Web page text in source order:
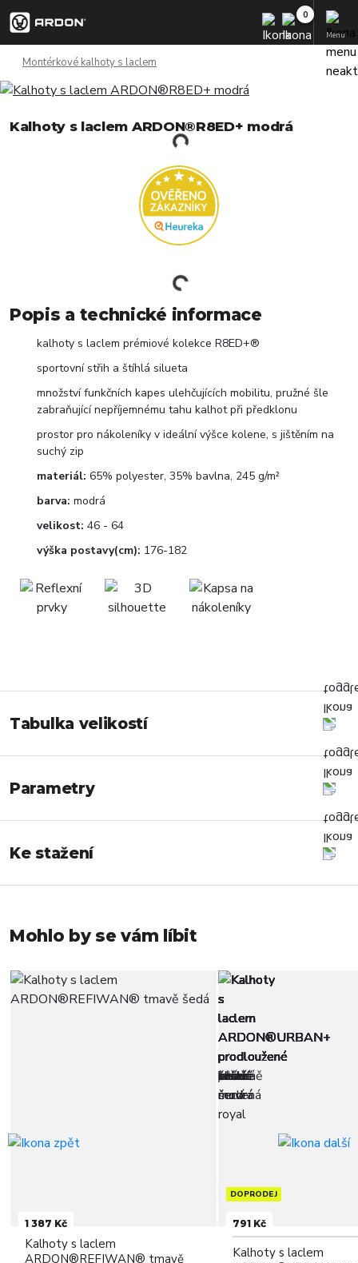
Menu
Montérkové kalhoty s laclem
Kalhoty s laclem ARDON®R8ED+ modrá
Popis a technické informace
kalhoty s laclem prémiové kolekce R8ED+®
sportovní střih a štíhlá silueta
množství funkčních kapes ulehčujících mobilitu, pružné šle
zabraňující nepříjemnému tahu kalhot při předklonu
prostor pro nákoleníky v ideální výšce kolene, s jištěním na
suchý zip
materiál: 65% polyester, 35% bavlna, 245 g/m²
barva: modrá
velikost: 46 - 64
výška postavy(cm): 176-182
Tabulka velikostí
Parametry
Ke stažení
Mohlo by se vám líbit
1 387 Kč
Kalhoty s laclem
ARDON®REFIWAN® tmavě
DOPRODEJ
791 Kč
Kalhoty s laclem